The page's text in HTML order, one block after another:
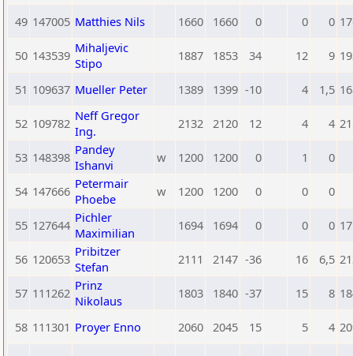
49 147005 Matthies Nils 1660 1660 0 0 0
50 143539 Mihaljevic
Stipo
1887 1853 34 12 9
51 109637 Mueller Peter 1389 1399 -10 4 1,5
52 109782 Neff Gregor
Ing.
2132 2120 12 4 4
53 148398 Pandey
Ishanvi
w 1200 1200 0 1 0
54 147666 Petermair
Phoebe
w 1200 1200 0 0 0
55 127644 Pichler
Maximilian
1694 1694 0 0 0
56 120653 Pribitzer
Stefan
2111 2147 -36 16 6,5
57 111262 Prinz
Nikolaus
1803 1840 -37 15 8
58 111301 Proyer Enno 2060 2045 15 5 4